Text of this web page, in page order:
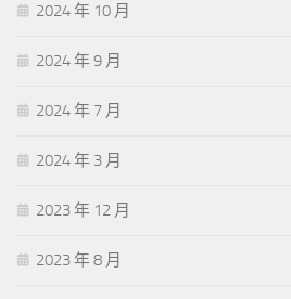
2024 年 10 月
2024 年 9 月
2024 年 7 月
2024 年 3 月
2023 年 12 月
2023 年 8 月